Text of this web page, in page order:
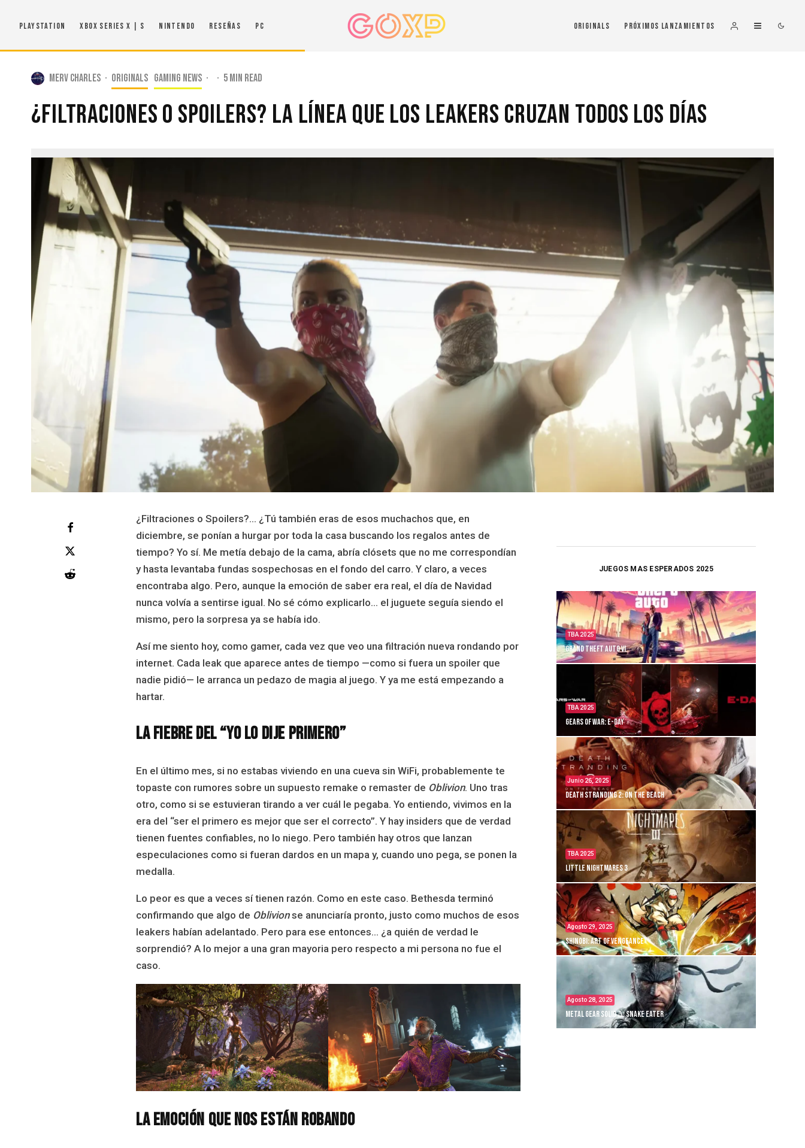
PlayStation Xbox Series X | S Nintendo Reseñas PC Originals Próximos Lanzamientos
Merv Charles · Originals Gaming news · · 5 min read
¿Filtraciones o Spoilers? La línea Que Los Leakers Cruzan Todos Los Días
¿Filtraciones o Spoilers?… ¿Tú también eras de esos muchachos que, en
diciembre, se ponían a hurgar por toda la casa buscando los regalos antes de
tiempo? Yo sí. Me metía debajo de la cama, abría clósets que no me correspondían
y hasta levantaba fundas sospechosas en el fondo del carro. Y claro, a veces
encontraba algo. Pero, aunque la emoción de saber era real, el día de Navidad
nunca volvía a sentirse igual. No sé cómo explicarlo… el juguete seguía siendo el
mismo, pero la sorpresa ya se había ido.
Así me siento hoy, como gamer, cada vez que veo una filtración nueva rondando por
internet. Cada leak que aparece antes de tiempo —como si fuera un spoiler que
nadie pidió— le arranca un pedazo de magia al juego. Y ya me está empezando a
hartar.
La fiebre del “yo lo dije primero”
En el último mes, si no estabas viviendo en una cueva sin WiFi, probablemente te
topaste con rumores sobre un supuesto remake o remaster de Oblivion. Uno tras
otro, como si se estuvieran tirando a ver cuál le pegaba. Yo entiendo, vivimos en la
era del “ser el primero es mejor que ser el correcto”. Y hay insiders que de verdad
tienen fuentes confiables, no lo niego. Pero también hay otros que lanzan
especulaciones como si fueran dardos en un mapa y, cuando uno pega, se ponen la
medalla.
Lo peor es que a veces sí tienen razón. Como en este caso. Bethesda terminó
confirmando que algo de Oblivionse anunciaría pronto, justo como muchos de esos
leakers habían adelantado. Pero para ese entonces… ¿a quién de verdad le
sorprendió? A lo mejor a una gran mayoria pero respecto a mi persona no fue el
caso.
La emoción que nos están robando
JUEGOS MAS ESPERADOS 2025
TBA 2025
Grand Theft Auto VI
TBA 2025
Gears of War: E-Day
Junio 26, 2025
Death Stranding 2: On the Beach
TBA 2025
Little Nightmares 3
Agosto 29, 2025
Shinobi: Art of Vengeance
Agosto 28, 2025
Metal Gear Solid Δ: Snake Eater